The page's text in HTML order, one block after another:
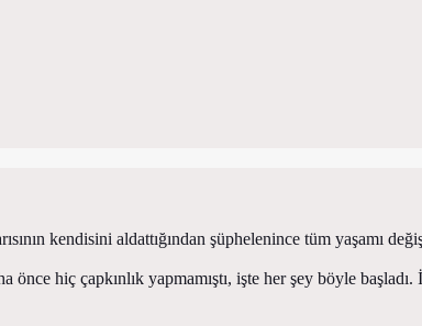
kendisini aldattığından şüphelenince tüm yaşamı
hiç çapkınlık yapmamıştı, işte her şey böyle